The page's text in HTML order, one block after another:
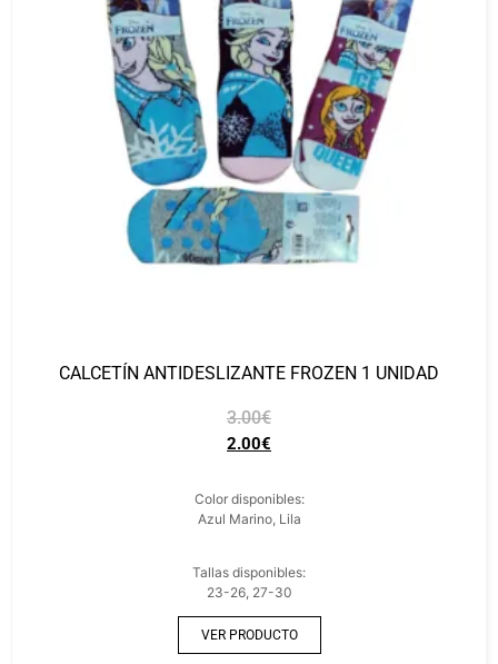
CALCETÍN ANTIDESLIZANTE FROZEN 1 UNIDAD
3.00€
2.00€
Color disponibles:
Azul Marino, Lila
Tallas disponibles:
23-26, 27-30
VER PRODUCTO